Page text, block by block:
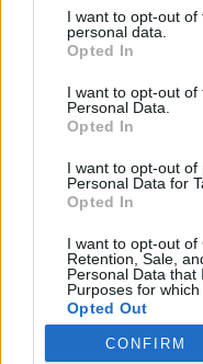
not limited to your visit
grant or deny consent
use your data for
consent section.
I want to opt-out
personal data.
Opted In
I want to opt-out of
Personal Data.
Opted In
I want to opt-out of
Personal Data for
Opted In
I want to opt-out of
Retention, Sale,
Personal Data that
Purposes for which
Opted Out
Google consents
CONFIRM
A Vas megyei Területi
Gyermekotthon kis lakói
EGY
GYEREKEK
INFEKTOLÓGIA
2018. december. 06. 06:30
Egy fertőző beteg
CHUCK NORRIS
AKCIÓJÁT
2018. november. 22. 17:26
HENDE MIKULÁS
MOST A SZÜLŐK 1